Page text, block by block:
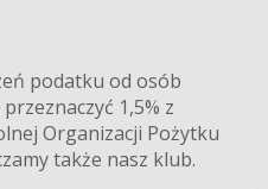
podatku od osób
1,5% z
Organizacji Pożytku
także nasz klub.